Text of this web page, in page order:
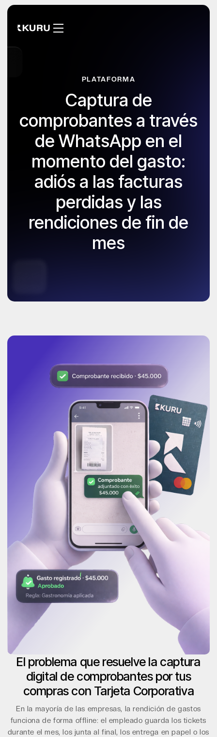
PLATAFORMA
Captura de
comprobantes a través
de WhatsApp en el
momento del gasto:
adiós a las facturas
perdidas y las
rendiciones de fin de
mes
El problema que resuelve la captura
digital de comprobantes por tus
compras con Tarjeta Corporativa
En la mayoría de las empresas, la rendición de gastos
funciona de forma offline: el empleado guarda los tickets
durante el mes, los junta al final, los entrega en papel o los